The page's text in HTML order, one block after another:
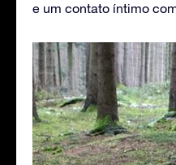
e um contato íntimo